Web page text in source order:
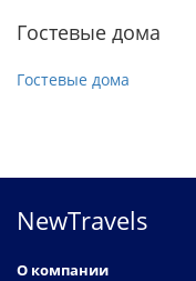
Гостевые дома
Гостевые дома
NewTravels
О компании